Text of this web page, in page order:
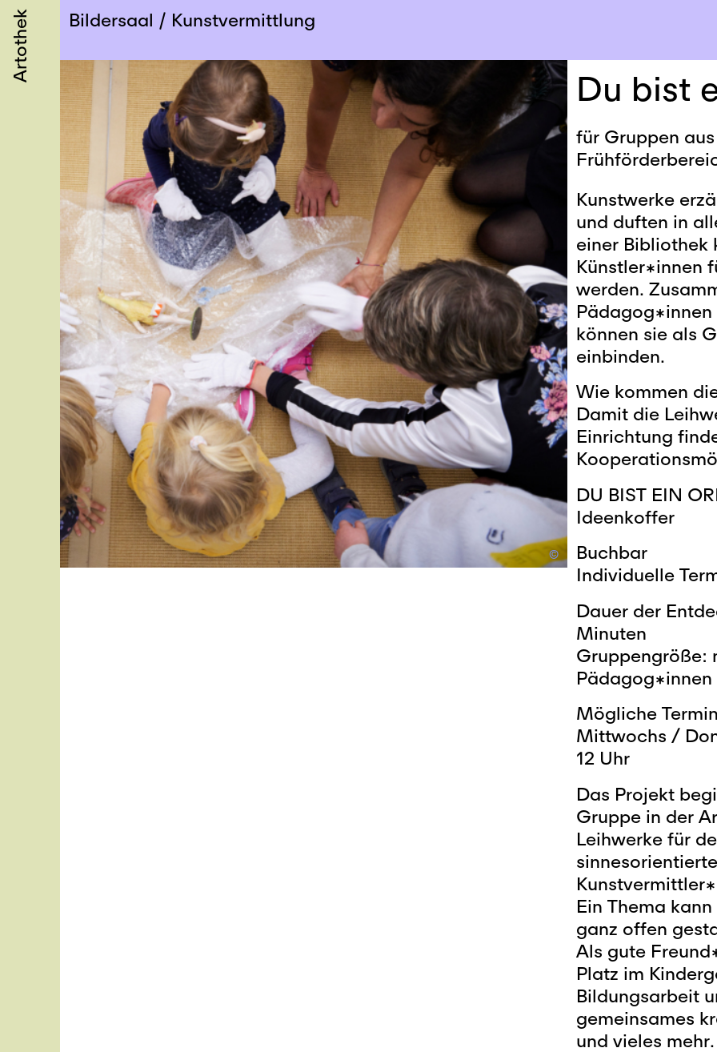
Artothek Bildersaal Kunstvermittlung
©
Du bist
für Gruppen
Kunstwerke
und duften in
einer Bibliothek
Künstler*innen
werden.
Pädagog*innen
können sie als
einbinden.
Wie kommen
Damit die
Einrichtung
DU BIST EIN
Ideenkoffer
Buchbar
Individuelle
Dauer der
Minuten
Gruppengröße:
Pädagog*innen
Mögliche
Mittwochs /
12 Uhr
Das Projekt
Gruppe in der
Leihwerke für
Ein Thema
ganz offen
Als gute
Platz im
Bildungsarbeit
gemeinsames
und vieles mehr.